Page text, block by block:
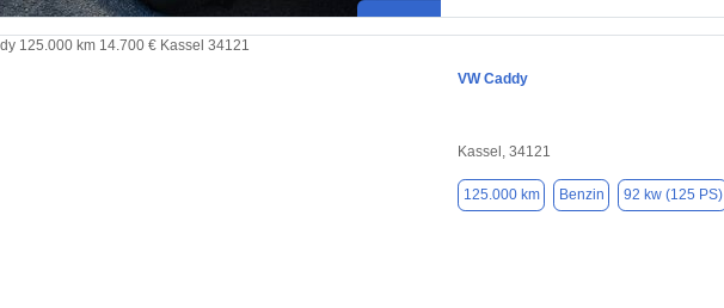
VW Caddy
Kassel, 34121
125.000 km Benzin 92 kw (125 PS)